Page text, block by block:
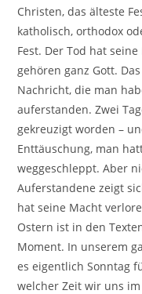
Christen, das älteste
katholisch, orthodox
Fest. Der Tod hat
gehören ganz Gott.
Nachricht, die man
auferstanden. Zwei
gekreuzigt worden –
Enttäuschung, man
weggeschleppt. Aber
Auferstandene zeigt
hat seine Macht
Ostern ist in den
Moment. In unserem
es eigentlich Sonntag
welcher Zeit wir uns